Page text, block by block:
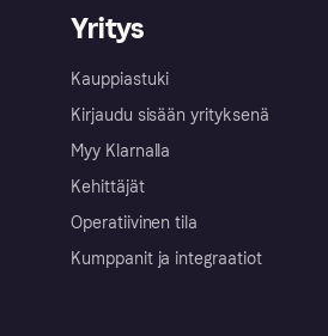
Yritys
Kauppiastuki
Kirjaudu sisään yrityksenä
Myy Klarnalla
Kehittäjät
Operatiivinen tila
Kumppanit ja integraatiot